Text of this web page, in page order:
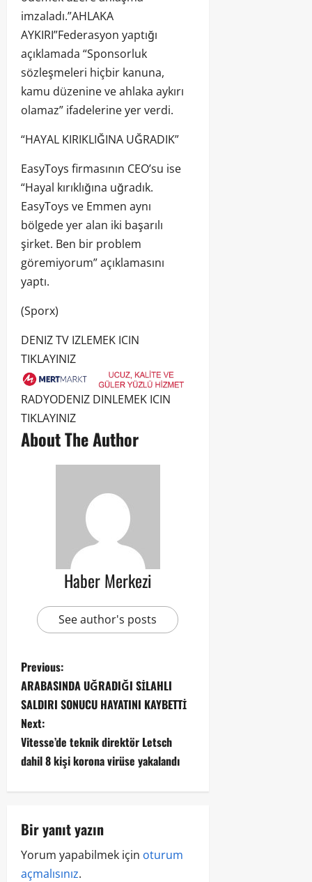
imzaladı.”AHLAKA
AYKIRI”Federasyon yaptığı
açıklamada “Sponsorluk
sözleşmeleri hiçbir kanuna,
kamu düzenine ve ahlaka aykırı
olamaz” ifadelerine yer verdi.
“HAYAL KIRIKLIĞINA UĞRADIK”
EasyToys firmasının CEO’su ise
“Hayal kırıklığına uğradık.
EasyToys ve Emmen aynı
bölgede yer alan iki başarılı
şirket. Ben bir problem
göremiyorum” açıklamasını
yaptı.
(Sporx)
DENIZ TV IZLEMEK ICIN
TIKLAYINIZ
RADYODENIZ DINLEMEK ICIN
TIKLAYINIZ
About The Author
Haber Merkezi
See author's posts
Previous:
ARABASINDA UĞRADIĞI SİLAHLI
SALDIRI SONUCU HAYATINI KAYBETTİ
Next:
Vitesse’de teknik direktör Letsch
dahil 8 kişi korona virüse yakalandı
Bir yanıt yazın
Yorum yapabilmek için oturum
açmalısınız.